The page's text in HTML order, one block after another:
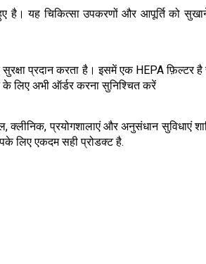
है। यह चिकित्सा उपकरणों और आपूर्ति को
प्रदान करता है। इसमें एक HEPA
लिए अभी ऑर्डर करना सुनिश्चित करें
क्लीनिक, प्रयोगशालाएं और अनुसंधान
लिए एकदम सही प्रोडक्ट है.